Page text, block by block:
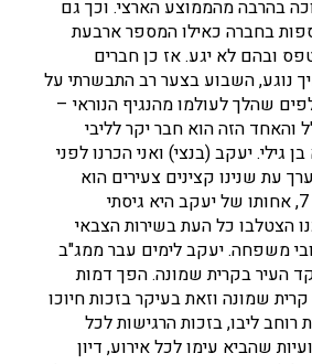
בהרבה מהממוצע הארצי. וכך גם
בחברה כאילו המספר ארבעת
ובהם לא יגע. אז כן חברים
נוגע, השבוע בצער רב התבשרתי על
שהלך לעולמו מהנגיף הנוראי –
והאחד הזה הוא חבר יקר לליבי
גילי. יעקב (בנצי) ואני הכרנו לפני
עת שנינו קצינים צעירים הוא
במג"ב ואני בחטיבה 7, אחותו של יעקב היא גיסתי
הצטלבו כל העת בשירות הצבאי
משפחה. יעקב לימים עבר ממג"ב
העיר בקרית שמונה. הפך דמות
שמונה וזאת בעיקר בזכות חיוכו
רוחב ליבו, בזכות הרגישות לכל
שהביא עימו לכל אירוע, דיון